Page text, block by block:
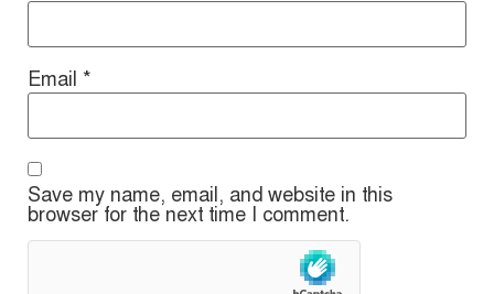
Email *
Save my name, email, and website in this
browser for the next time I comment.